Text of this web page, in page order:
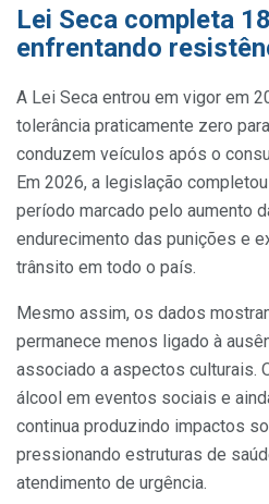
Lei Seca completa
enfrentando
A Lei Seca entrou em vigor em
tolerância praticamente zero
conduzem veículos após o
Em 2026, a legislação completou
período marcado pelo aumento
endurecimento das punições e
trânsito em todo o país.
Mesmo assim, os dados
permanece menos ligado à
associado a aspectos culturais.
álcool em eventos sociais e
continua produzindo impactos
pressionando estruturas de
atendimento de urgência.